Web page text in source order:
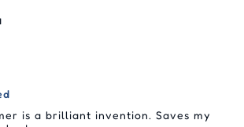
is a brilliant invention. Saves my